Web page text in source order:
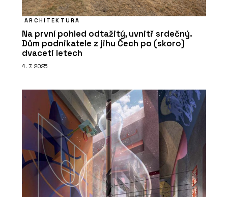
ARCHITEKTURA
Na první pohled odtažitý, uvnitř srdečný.
Dům podnikatele z jihu Čech po (skoro)
dvaceti letech
4. 7. 2025